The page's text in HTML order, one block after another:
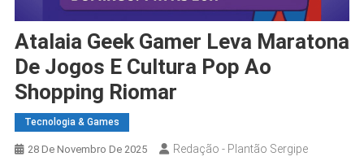
Atalaia Geek Gamer Leva Maratona
De Jogos E Cultura Pop Ao
Shopping Riomar
Tecnologia & Games
28 De Novembro De 2025 Redação - Plantão Sergipe